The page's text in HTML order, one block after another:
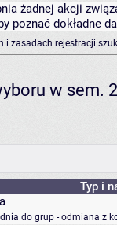
żadnej akcji
poznać dokładne
i zasadach rejestracji
w sem.
Typ i
do grup - odmiana z